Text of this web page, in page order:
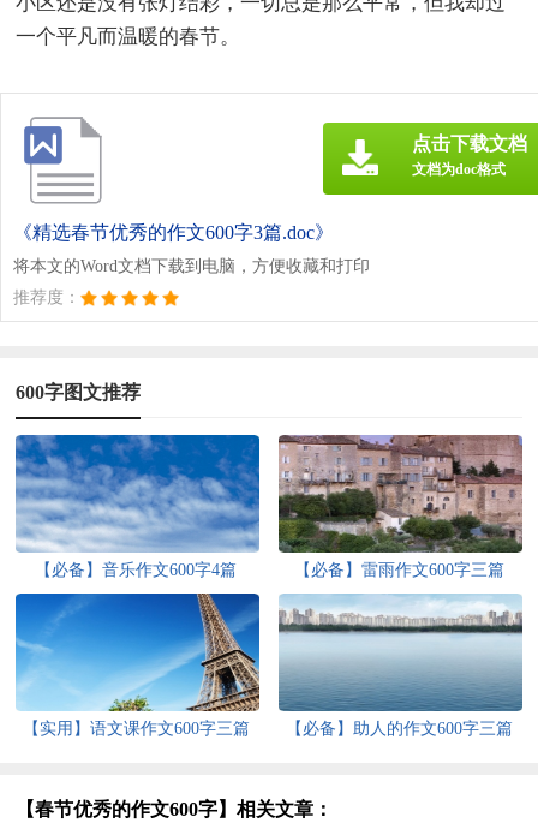
一个平凡而温暖的春节。
《精选春节优秀的作文600字3篇.doc》
将本文的Word文档下载到电脑，方便收藏和打印
推荐度：
点击下载文档
文档为doc格式
600字图文推荐
【必备】音乐作文600字4篇 【必备】雷雨作文600字三篇
【实用】语文课作文600字三篇 【必备】助人的作文600字三篇
【春节优秀的作文600字】相关文章：